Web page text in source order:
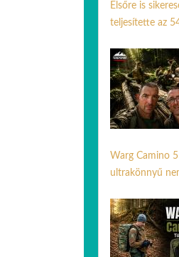
Elsőre is
teljesítette az
Warg Camino
ultrakönnyű